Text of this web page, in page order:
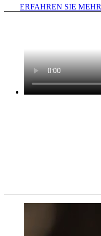
ERFAHREN SIE MEHR